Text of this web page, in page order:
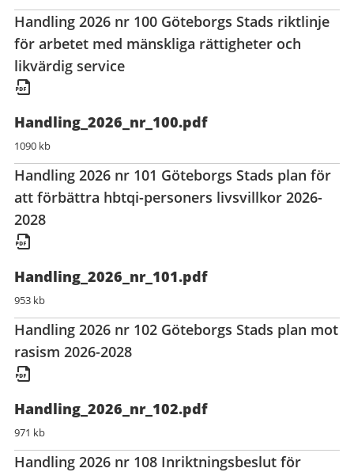
Handling 2026 nr 100 Göteborgs Stads riktlinje
för arbetet med mänskliga rättigheter och
likvärdig service
Handling_2026_nr_100.pdf
1090 kb
Handling 2026 nr 101 Göteborgs Stads plan för
att förbättra hbtqi-personers livsvillkor 2026-
2028
Handling_2026_nr_101.pdf
953 kb
Handling 2026 nr 102 Göteborgs Stads plan mot
rasism 2026-2028
Handling_2026_nr_102.pdf
971 kb
Handling 2026 nr 108 Inriktningsbeslut för